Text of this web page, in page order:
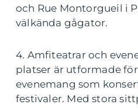
och Rue Montorgueil i
välkända gågator.
4. Amfiteatrar och
platser är utformade
evenemang som
festivaler. Med stora